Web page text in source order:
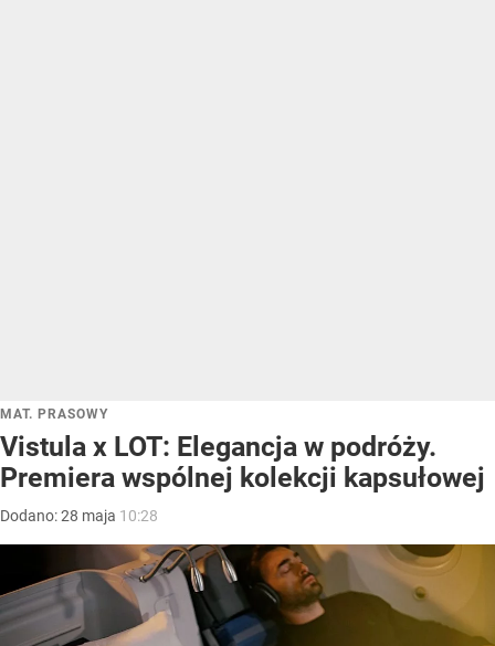
MAT. PRASOWY
Vistula x LOT: Elegancja w podróży.
Premiera wspólnej kolekcji kapsułowej
Dodano:28 maja 10:28